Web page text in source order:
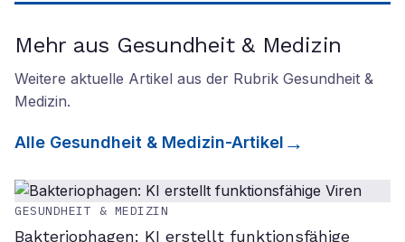
Mehr aus Gesundheit & Medizin
Weitere aktuelle Artikel aus der Rubrik Gesundheit &
Medizin.
Alle Gesundheit & Medizin-Artikel
GESUNDHEIT & MEDIZIN
Bakteriophagen: KI erstellt funktionsfähige